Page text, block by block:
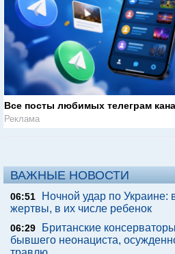
Все посты любимых телеграм
Реклама
ВАЖНЫЕ НОВОСТИ
06:51
Ночной удар по Украине:
жертвы, в их числе ребенок
06:29
Британские
бывшего неонациста,